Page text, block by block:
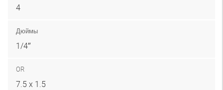
4
Дюймы
1/4″
OR
7.5 x 1.5